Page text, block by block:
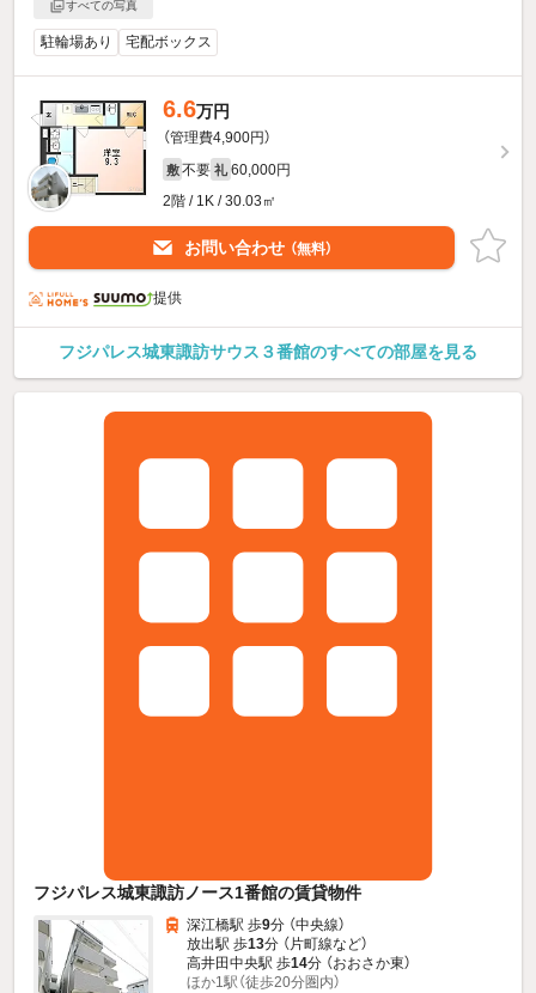
すべての写真
駐輪場あり 宅配ボックス
6.6万円
（管理費4,900円）
敷 不要 礼 60,000円
2階 / 1K / 30.03㎡
お問い合わせ （無料）
提供
フジパレス城東諏訪サウス３番館のすべての部屋を見る
フジパレス城東諏訪ノース1番館の賃貸物件
深江橋駅 歩9分 （中央線）
放出駅 歩13分 （片町線など）
高井田中央駅 歩14分 （おおさか東）
ほか1駅（徒歩20分圏内）